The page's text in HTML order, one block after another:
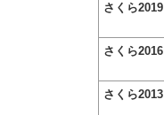
さくら2019
さくら2016
さくら2013